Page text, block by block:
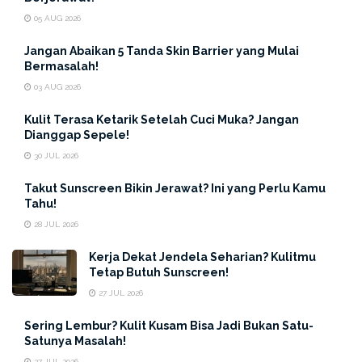
cocok untuk kulitmu, perhatikan kandungan pada tiap
produk sabun cuci muka dan pastikan kandungan
05 AUG 2026
Jangan Abaikan 5 Tanda Skin Barrier yang Mulai
Bermasalah!
03 AUG 2026
Kulit Terasa Ketarik Setelah Cuci Muka? Jangan
Dianggap Sepele!
30 JUL 2026
Takut Sunscreen Bikin Jerawat? Ini yang Perlu Kamu
Tahu!
28 JUL 2026
Kerja Dekat Jendela Seharian? Kulitmu
Tetap Butuh Sunscreen!
27 JUL 2026
Sering Lembur? Kulit Kusam Bisa Jadi Bukan Satu-
Satunya Masalah!